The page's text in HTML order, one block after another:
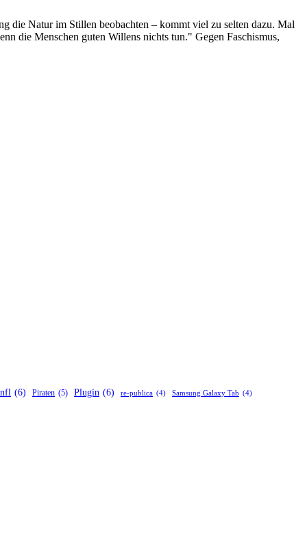
die Natur im Stillen beobachten – kommt viel zu selten dazu. Mal
die Menschen guten Willens nichts tun." Gegen Faschismus,
nfl (6) Piraten (5) Plugin (6) re-publica (4) Samsung Galaxy Tab (4)